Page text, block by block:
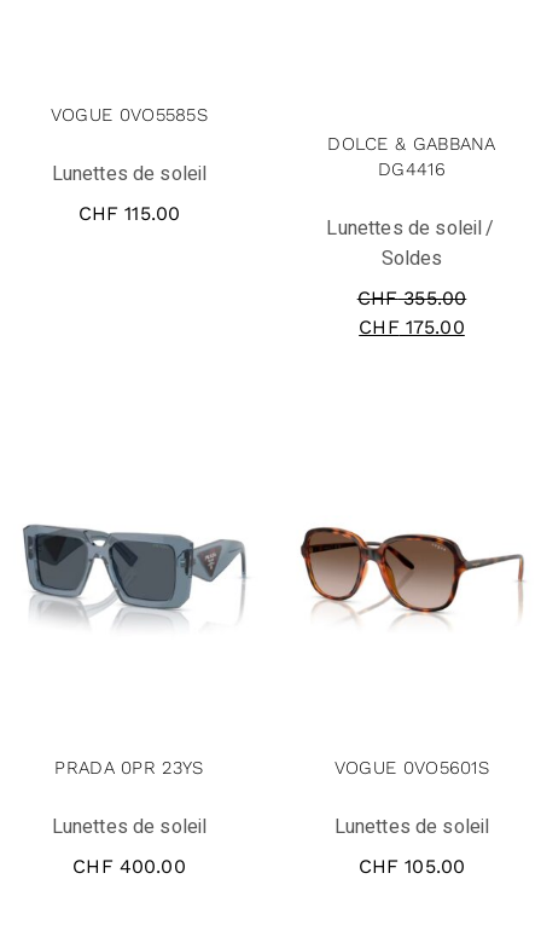
VOGUE 0VO5585S
Lunettes de soleil
CHF 115.00
DOLCE & GABBANA
DG4416
Lunettes de soleil
Soldes
CHF355.00
CHF 175.00
PRADA 0PR 23YS
Lunettes de soleil
CHF 400.00
VOGUE 0VO5601S
Lunettes de soleil
CHF 105.00